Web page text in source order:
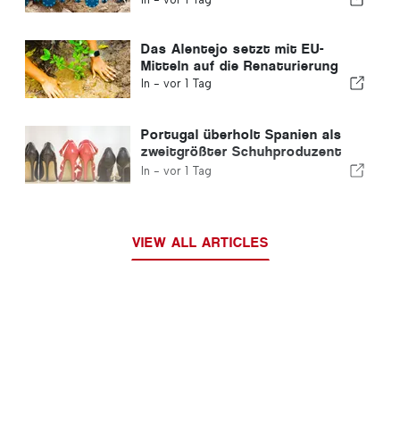
Das Alentejo setzt mit EU-
Mitteln auf die Renaturierung
In - vor 1 Tag
Portugal überholt Spanien als
zweitgrößter Schuhproduzent
Europas
In - vor 1 Tag
VIEW ALL ARTICLES